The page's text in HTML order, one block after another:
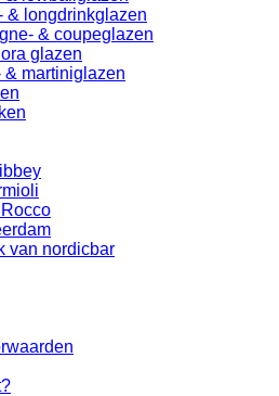
& longdrinkglazen
& coupeglazen
glazen
& martiniglazen
van nordicbar